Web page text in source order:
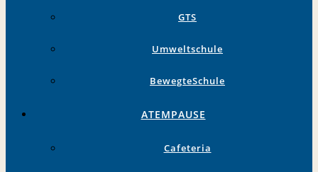
GTS
Umweltschule
BewegteSchule
ATEMPAUSE
Cafeteria